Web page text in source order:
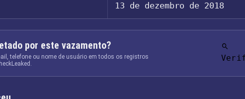
13 de dezembro de 2018
por este vazamento?
telefone ou nome de usuário em todos os registros